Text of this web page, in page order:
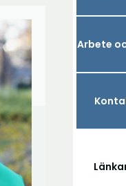
Arbete